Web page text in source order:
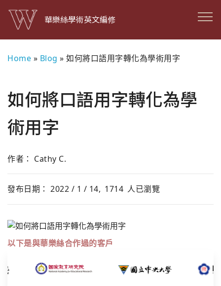
華樂絲學術英文編修
Home » Blog » 如何將口語用字轉化為學術用字
如何將口語用字轉化為學
術用字
作者： Cathy C.
發布日期： 2022 / 1 / 14, 1714 人已瀏覽
以下是與華樂絲合作過的客戶